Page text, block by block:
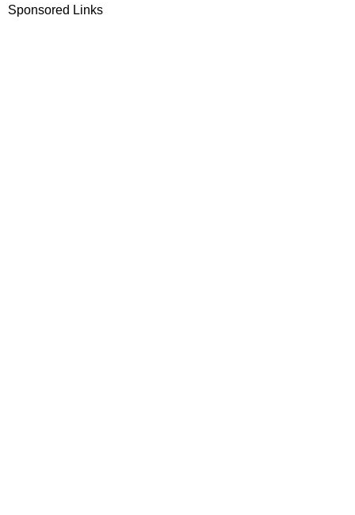
Sponsored Links